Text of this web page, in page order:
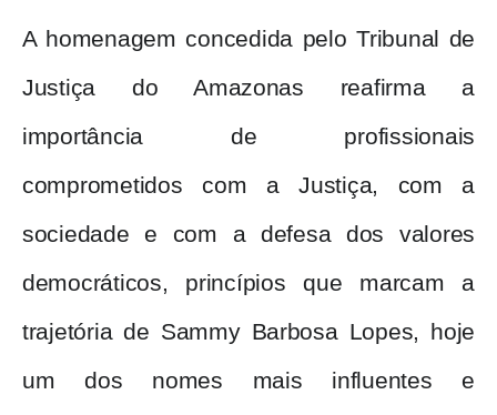
A homenagem concedida pelo Tribunal de
Justiça do Amazonas reafirma a
importância de profissionais
comprometidos com a Justiça, com a
sociedade e com a defesa dos valores
democráticos, princípios que marcam a
trajetória de Sammy Barbosa Lopes, hoje
um dos nomes mais influentes e